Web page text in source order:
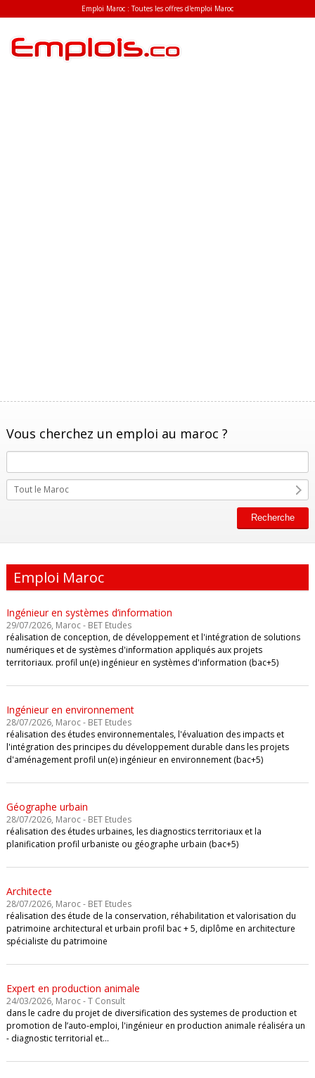
Emploi Maroc : Toutes les offres d'emploi Maroc
Vous cherchez un emploi au maroc ?
Tout le Maroc
Emploi Maroc
Ingénieur en systèmes d’information
29/07/2026, Maroc - BET Etudes
réalisation de conception, de développement et l'intégration de solutions
numériques et de systèmes d'information appliqués aux projets
territoriaux. profil un(e) ingénieur en systèmes d'information (bac+5)
Ingénieur en environnement
28/07/2026, Maroc - BET Etudes
réalisation des études environnementales, l'évaluation des impacts et
l'intégration des principes du développement durable dans les projets
d'aménagement profil un(e) ingénieur en environnement (bac+5)
Géographe urbain
28/07/2026, Maroc - BET Etudes
réalisation des études urbaines, les diagnostics territoriaux et la
planification profil urbaniste ou géographe urbain (bac+5)
Architecte
28/07/2026, Maroc - BET Etudes
réalisation des étude de la conservation, réhabilitation et valorisation du
patrimoine architectural et urbain profil bac + 5, diplôme en architecture
spécialiste du patrimoine
Expert en production animale
24/03/2026, Maroc - T Consult
dans le cadre du projet de diversification des systemes de production et
promotion de l’auto-emploi, l'ingénieur en production animale réaliséra un
- diagnostic territorial et…